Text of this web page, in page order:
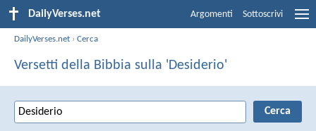
DailyVerses.net Argomenti Sottoscrivi
DailyVerses.net ›Cerca
Versetti della Bibbia sulla 'Desiderio'